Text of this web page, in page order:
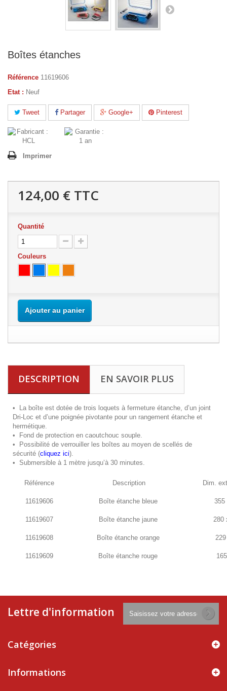
Boîtes étanches
Référence 11619606
Etat : Neuf
Tweet Partager Google+ Pinterest
Imprimer
124,00 € TTC
Quantité
Couleurs
Ajouter au panier
DESCRIPTION EN SAVOIR PLUS
•
La boîte est dotée de trois loquets à fermeture étanche, d’un joint
Dri-Loc et d’une poignée pivotante pour un rangement étanche et
hermétique.
•
Fond de protection en caoutchouc souple.
•
Possibilité de verrouiller les boîtes au moyen de scellés de
sécurité (cliquez ici).
•
Submersible à 1 mètre jusqu’à 30 minutes.
Référence Description Dim.
11619606 Boîte étanche bleue 355
11619607 Boîte étanche jaune 280
11619608 Boîte étanche orange
11619609 Boîte étanche rouge
Lettre d'information
Catégories
Informations